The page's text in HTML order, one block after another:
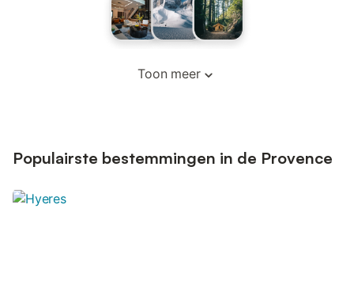
Toon meer
Populairste bestemmingen in de Provence